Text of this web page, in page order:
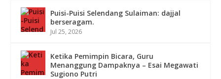
Puisi-Puisi Selendang Sulaiman: dajjal
berseragam.
Jul 25, 2026
Ketika Pemimpin Bicara, Guru
Menanggung Dampaknya – Esai Megawati
Sugiono Putri